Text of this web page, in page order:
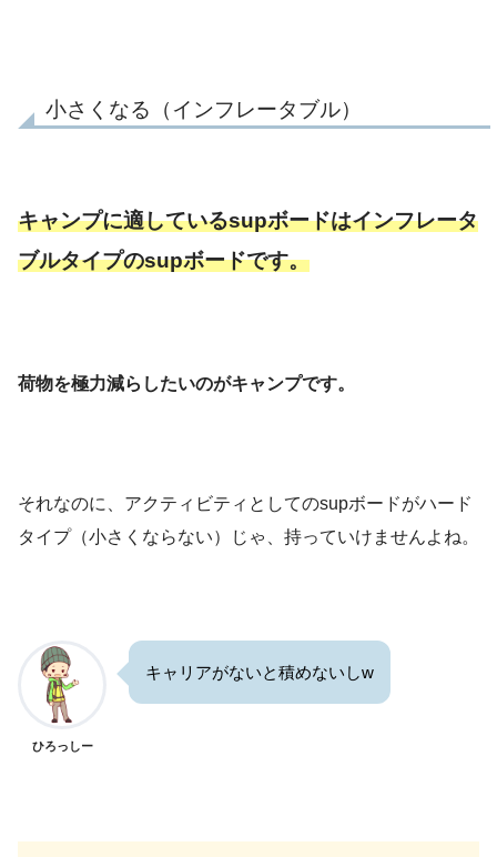
小さくなる（インフレータブル）
キャンプに適しているsupボードはインフレータ
ブルタイプのsupボードです。
荷物を極力減らしたいのがキャンプです。
それなのに、アクティビティとしてのsupボードがハード
タイプ（小さくならない）じゃ、持っていけませんよね。
ひろっしー
キャリアがないと積めないしw